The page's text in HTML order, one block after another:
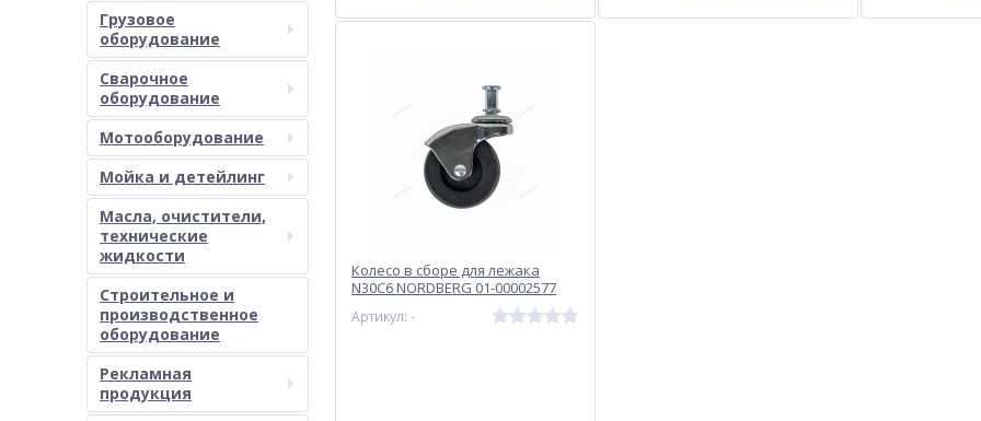
Грузовое
оборудование
Сварочное
оборудование
Мотооборудование
Мойка и детейлинг
Масла, очистители,
технические
жидкости
Строительное и
производственное
оборудование
Рекламная
продукция
Колесо в сборе для лежака
N30C6 NORDBERG 01-00002577
Артикул: -